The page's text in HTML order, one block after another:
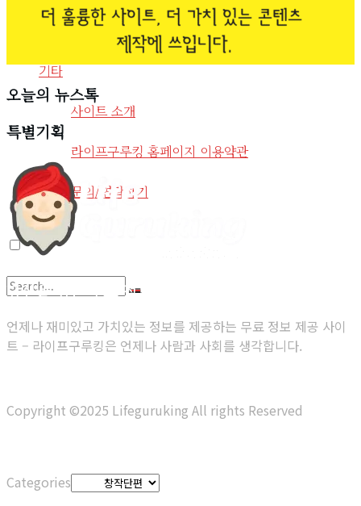
사회환경
기타
사이트 소개
라이프구루킹 홈페이지 이용약관
문의/연락하기
No Result
View All Result
오늘의 뉴스톡
특별기획
당신을 위한 무료 정보 제공 사이트
언제나 재미있고 가치있는 정보를 제공하는 무료 정보 제공 사이
트 – 라이프구루킹은 언제나 사람과 사회를 생각합니다.
Copyright ©2025 Lifeguruking All rights Reserved
Categories